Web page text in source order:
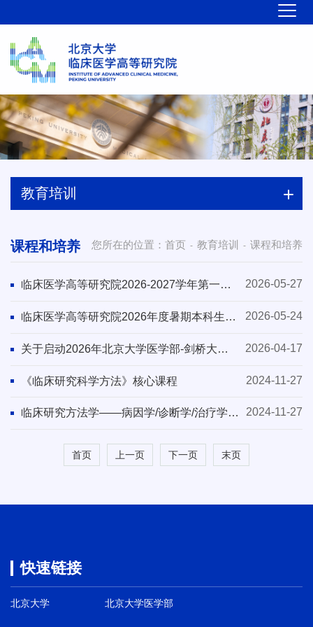
教育培训
您所在的位置： 首页 - 教育培训 - 课程和培养
课程和培养
临床医学高等研究院2026-2027学年第一学
期本科生公共选修课介绍
2026-05-27
临床医学高等研究院2026年度暑期本科生科
研项目介绍
2026-05-24
关于启动2026年北京大学医学部-剑桥大学
克莱尔堂暑期联合研修班项目的通知
2026-04-17
《临床研究科学方法》核心课程 2024-11-27
临床研究方法学——病因学/诊断学/治疗学研
究
2024-11-27
首页 上一页 下一页 末页
快速链接
北京大学 北京大学医学部